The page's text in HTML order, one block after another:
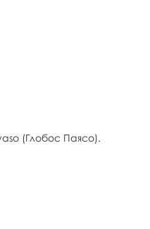
(Глобос Паясо).